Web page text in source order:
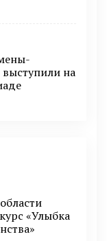
на
«Улыбка